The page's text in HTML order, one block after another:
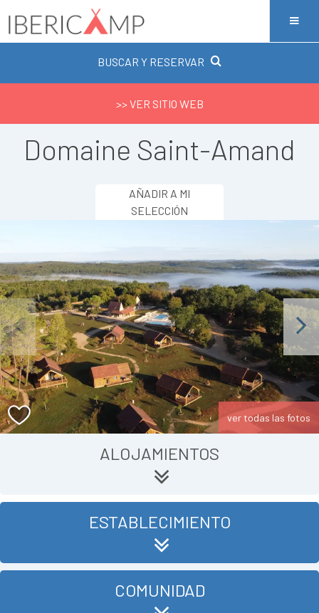
BUSCAR Y RESERVAR
>> VER SITIO WEB
Domaine Saint-Amand
AÑADIR A MI
SELECCIÓN
Next
ver todas las fotos
ALOJAMIENTOS
ESTABLECIMIENTO
COMUNIDAD